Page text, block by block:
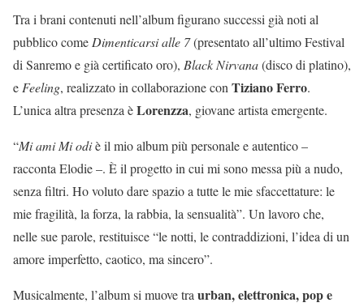
Tra i brani contenuti nell’album figurano successi già noti al
pubblico comeDimenticarsi alle 7(presentato all’ultimo Festival
di Sanremo e già certificato oro), Black Nirvana(disco di platino),
eFeeling, realizzato in collaborazione conTiziano Ferro.
L’unica altra presenza èLorenzza, giovane artista emergente.
“Mi ami Mi odiè il mio album più personale e autentico –
racconta Elodie –. È il progetto in cui mi sono messa più a nudo,
senza filtri. Ho voluto dare spazio a tutte le mie sfaccettature: le
mie fragilità, la forza, la rabbia, la sensualità”. Un lavoro che,
nelle sue parole, restituisce “le notti, le contraddizioni, l’idea di un
amore imperfetto, caotico, ma sincero”.
Musicalmente, l’album si muove traurban, elettronica, pop e